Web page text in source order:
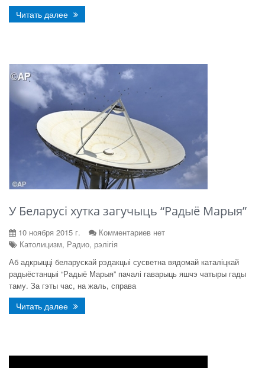
Читать далее
У Беларусі хутка загучыць “Радыё Марыя”
10 ноября 2015 г.
Комментариев нет
Католицизм, Радио, рэлігія
Аб адкрыцці беларускай рэдакцыі сусветна вядомай каталіцкай
радыёстанцыі “Радыё Марыя” пачалі гаварыць яшчэ чатыры гады
таму. За гэты час, на жаль, справа
Читать далее